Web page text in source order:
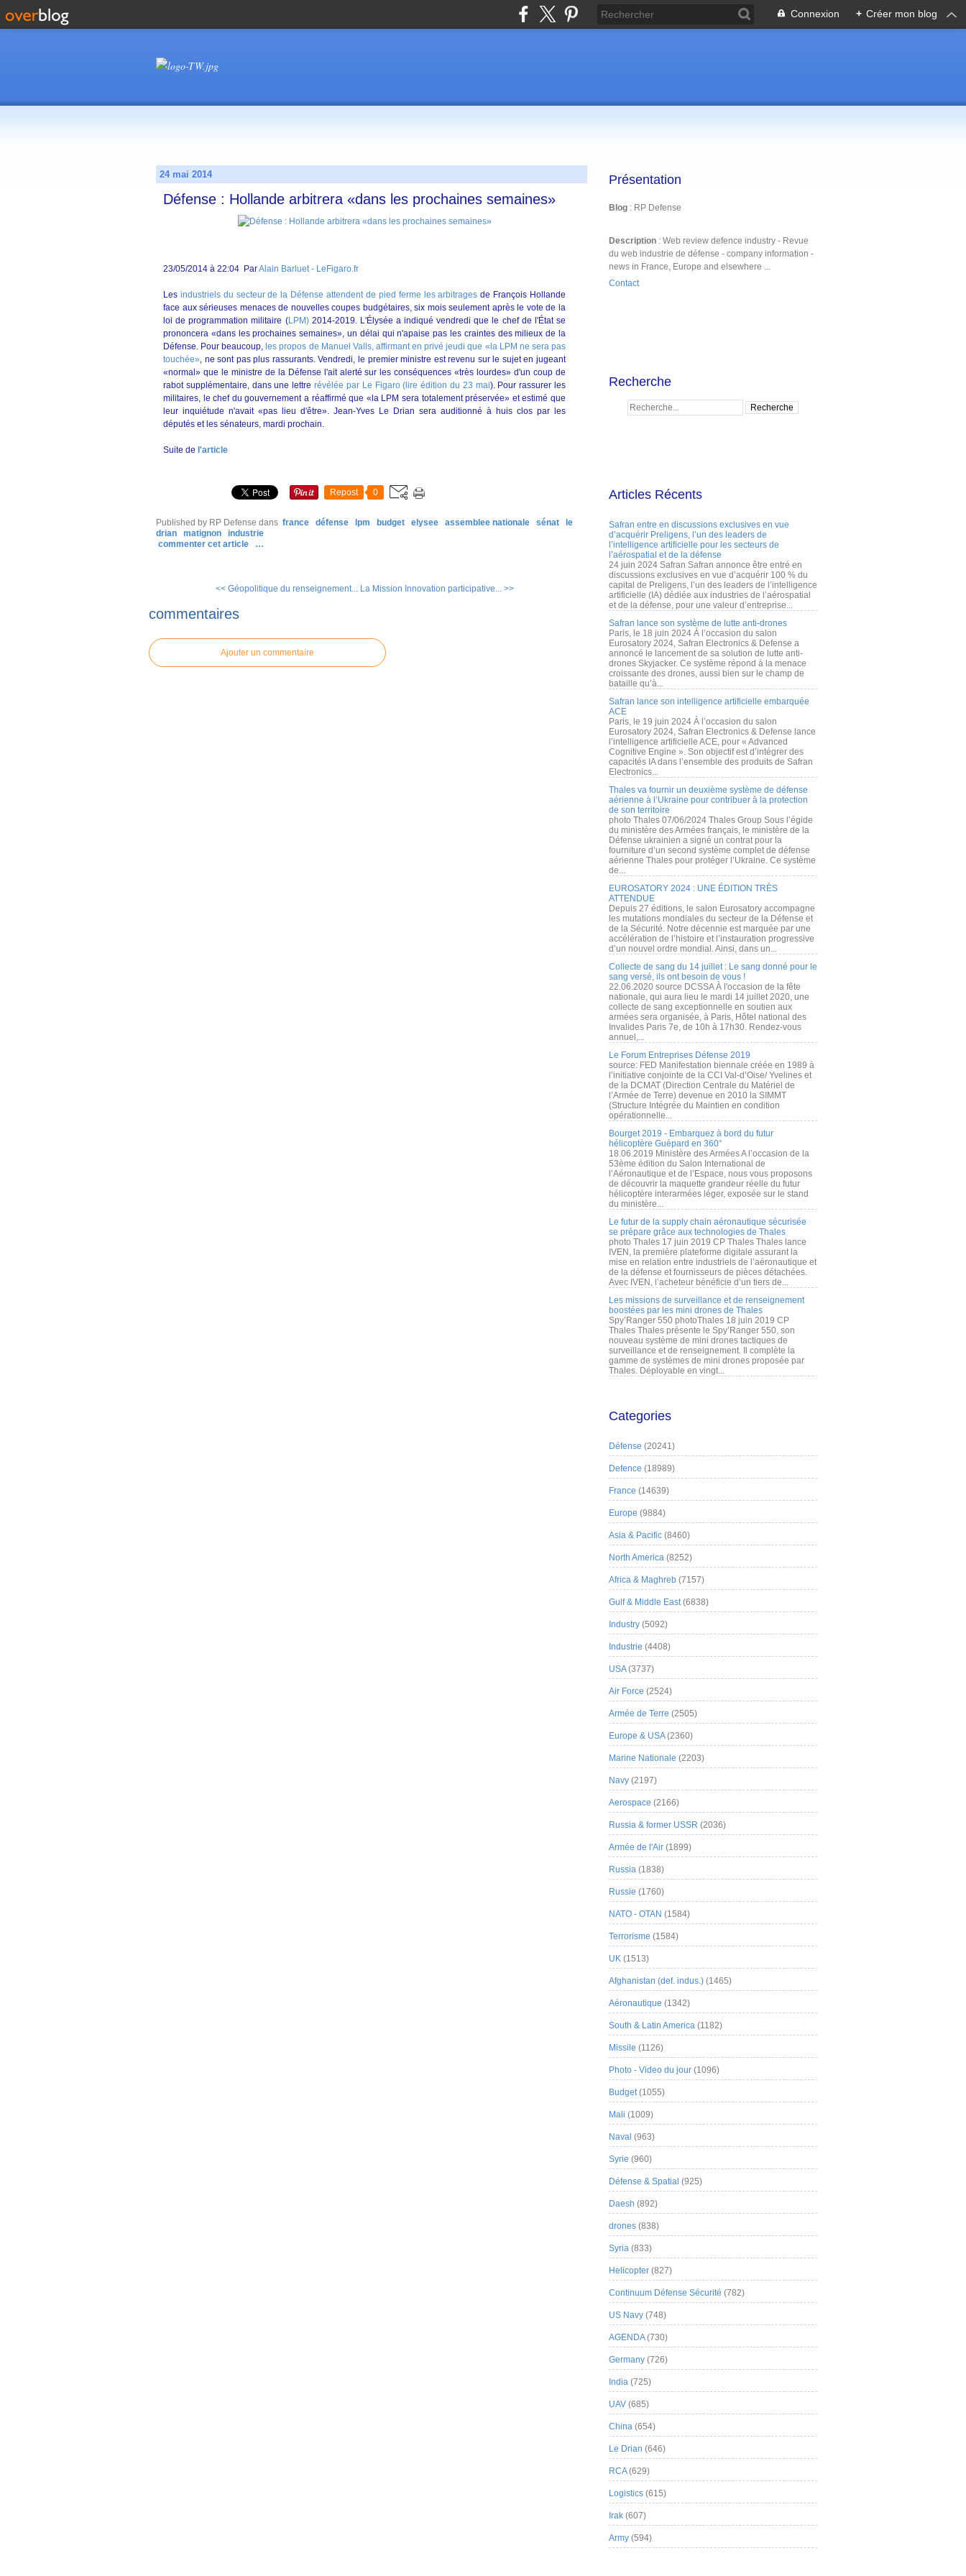
Connexion + Créer mon blog
24 mai 2014
Défense : Hollande arbitrera «dans les prochaines semaines»
23/05/2014 à 22:04 ParAlain Barluet- LeFigaro.fr
Les industriels du secteur de la Défense attendent de pied ferme les arbitragesde François Hollande
face aux sérieuses menaces de nouvelles coupes budgétaires, six mois seulement après le vote de la
loi de programmation militaire (LPM)2014-2019. L'Élysée a indiqué vendredi que le chef de l'État se
prononcera «dans les prochaines semaines», un délai qui n'apaise pas les craintes des milieux de la
Défense. Pour beaucoup, les propos de Manuel Valls, affirmant en privé jeudi que «la LPM ne sera pas
touchée», ne sont pas plus rassurants. Vendredi, le premier ministre est revenu sur le sujet en jugeant
«normal» que le ministre de la Défense l'ait alerté sur les conséquences «très lourdes» d'un coup de
rabot supplémentaire, dans une lettrerévélée par Le Figaro (lire édition du 23 mai). Pour rassurer les
militaires, le chef du gouvernement a réaffirmé que «la LPM sera totalement préservée» et estimé que
leur inquiétude n'avait «pas lieu d'être». Jean-Yves Le Drian sera auditionné à huis clos par les
députés et les sénateurs, mardi prochain.
Suite de l'article
Repost 0
Published by RP Defense dans france défense lpm budget elysee assemblee nationale sénat
le
drian
matignon
industrie
commenter cet article
…
<< Géopolitique du renseignement... La Mission Innovation participative... >>
commentaires
Ajouter un commentaire
Présentation
Blog : RP Defense
Description : Web review defence industry - Revue
du web industrie de défense - company information -
news in France, Europe and elsewhere ...
Contact
Recherche
Articles Récents
Safran entre en discussions exclusives en vue
d’acquérir Preligens, l’un des leaders de
l’intelligence artificielle pour les secteurs de
l’aérospatial et de la défense
24 juin 2024 Safran Safran annonce être entré en
discussions exclusives en vue d’acquérir 100 % du
capital de Preligens, l’un des leaders de l’intelligence
artificielle (IA) dédiée aux industries de l’aérospatial
et de la défense, pour une valeur d’entreprise...
Safran lance son système de lutte anti-drones
Paris, le 18 juin 2024 À l’occasion du salon
Eurosatory 2024, Safran Electronics & Defense a
annoncé le lancement de sa solution de lutte anti-
drones Skyjacker. Ce système répond à la menace
croissante des drones, aussi bien sur le champ de
bataille qu’à...
Safran lance son intelligence artificielle embarquée
ACE
Paris, le 19 juin 2024 À l’occasion du salon
Eurosatory 2024, Safran Electronics & Defense lance
l’intelligence artificielle ACE, pour « Advanced
Cognitive Engine ». Son objectif est d’intégrer des
capacités IA dans l’ensemble des produits de Safran
Electronics...
Thales va fournir un deuxième système de défense
aérienne à l’Ukraine pour contribuer à la protection
de son territoire
photo Thales 07/06/2024 Thales Group Sous l’égide
du ministère des Armées français, le ministère de la
Défense ukrainien a signé un contrat pour la
fourniture d’un second système complet de défense
aérienne Thales pour protéger l’Ukraine. Ce système
de...
EUROSATORY 2024 : UNE ÉDITION TRÈS
ATTENDUE
Depuis 27 éditions, le salon Eurosatory accompagne
les mutations mondiales du secteur de la Défense et
de la Sécurité. Notre décennie est marquée par une
accélération de l’histoire et l’instauration progressive
d’un nouvel ordre mondial. Ainsi, dans un...
Collecte de sang du 14 juillet : Le sang donné pour le
sang versé, ils ont besoin de vous !
22.06.2020 source DCSSA À l'occasion de la fête
nationale, qui aura lieu le mardi 14 juillet 2020, une
collecte de sang exceptionnelle en soutien aux
armées sera organisée, à Paris, Hôtel national des
Invalides Paris 7e, de 10h à 17h30. Rendez-vous
annuel,...
Le Forum Entreprises Défense 2019
source: FED Manifestation biennale créée en 1989 à
l’initiative conjointe de la CCI Val-d’Oise/ Yvelines et
de la DCMAT (Direction Centrale du Matériel de
l’Armée de Terre) devenue en 2010 la SIMMT
(Structure Intégrée du Maintien en condition
opérationnelle...
Bourget 2019 - Embarquez à bord du futur
hélicoptère Guépard en 360°
18.06.2019 Ministère des Armées A l’occasion de la
53ème édition du Salon International de
l’Aéronautique et de l’Espace, nous vous proposons
de découvrir la maquette grandeur réelle du futur
hélicoptère interarmées léger, exposée sur le stand
du ministère...
Le futur de la supply chain aéronautique sécurisée
se prépare grâce aux technologies de Thales
photo Thales 17 juin 2019 CP Thales Thales lance
IVEN, la première plateforme digitale assurant la
mise en relation entre industriels de l’aéronautique et
de la défense et fournisseurs de pièces détachées.
Avec IVEN, l’acheteur bénéficie d’un tiers de...
Les missions de surveillance et de renseignement
boostées par les mini drones de Thales
Spy’Ranger 550 photoThales 18 juin 2019 CP
Thales Thales présente le Spy’Ranger 550, son
nouveau système de mini drones tactiques de
surveillance et de renseignement. Il complète la
gamme de systèmes de mini drones proposée par
Thales. Déployable en vingt...
Categories
Défense (20241)
Defence (18989)
France (14639)
Europe (9884)
Asia & Pacific (8460)
North America (8252)
Africa & Maghreb (7157)
Gulf & Middle East(6838)
Industry (5092)
Industrie (4408)
USA(3737)
Air Force (2524)
Armée de Terre (2505)
Europe & USA(2360)
Marine Nationale (2203)
Navy (2197)
Aerospace (2166)
Russia & former USSR (2036)
Armée de l'Air (1899)
Russia (1838)
Russie (1760)
NATO - OTAN (1584)
Terrorisme (1584)
UK (1513)
Afghanistan (def. indus.) (1465)
Aéronautique (1342)
South & Latin America (1182)
Missile (1126)
Photo - Video du jour (1096)
Budget(1055)
Mali (1009)
Naval (963)
Syrie (960)
Défense & Spatial (925)
Daesh (892)
drones (838)
Syria (833)
Helicopter (827)
Continuum Défense Sécurité (782)
US Navy (748)
AGENDA(730)
Germany (726)
India (725)
UAV (685)
China (654)
Le Drian (646)
RCA(629)
Logistics (615)
Irak (607)
Army (594)